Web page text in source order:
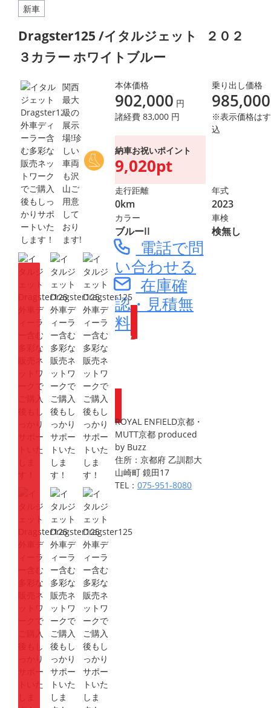
新車
Dragster125 /イタルジェット
２０２
３カラー ホワイトブルー
関西
最大
級の
展示
場!珍
しい
車両
も沢
山ご
用意
して
おり
ます!
本体価格
902,000 円
乗り出し価格
985,000
諸経費 83,000 円
※表示価格は
込
納車お祝いポイント
9,020pt
走行距離
0km
年式
2023
カラー
ブルーII
車検
検無し
電話で問
い合わせる
在庫確
認・見積無
料
Webike会員
もらえます
ROYAL ENFIELD京都・
MUTT京都 produced
by Buzz
住所：京都府 乙訓郡大
山崎町 鏡田17
TEL： 075-951-8080